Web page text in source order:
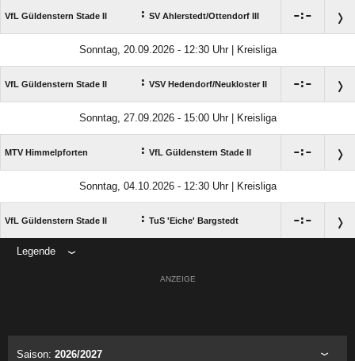
VfL Güldenstern Stade II : SV Ahlerstedt/​Ottendorf III :
Sonntag, 20.09.2026 - 12:30 Uhr | Kreisliga
VfL Güldenstern Stade II : VSV Hedendorf/​Neukloster II :
Sonntag, 27.09.2026 - 15:00 Uhr | Kreisliga
MTV Himmelpforten : VfL Güldenstern Stade II :
Sonntag, 04.10.2026 - 12:30 Uhr | Kreisliga
VfL Güldenstern Stade II : TuS 'Eiche' Bargstedt :
Legende
ANZEIGE
Saison: 2026/2027